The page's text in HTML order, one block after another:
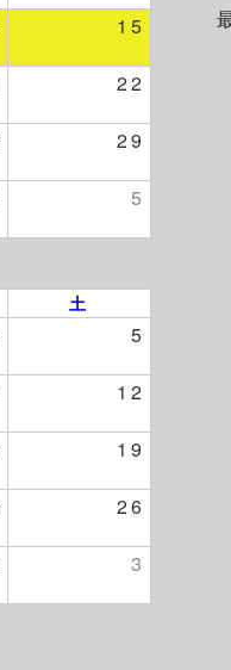
15
22
29
5
土
5
12
19
26
3